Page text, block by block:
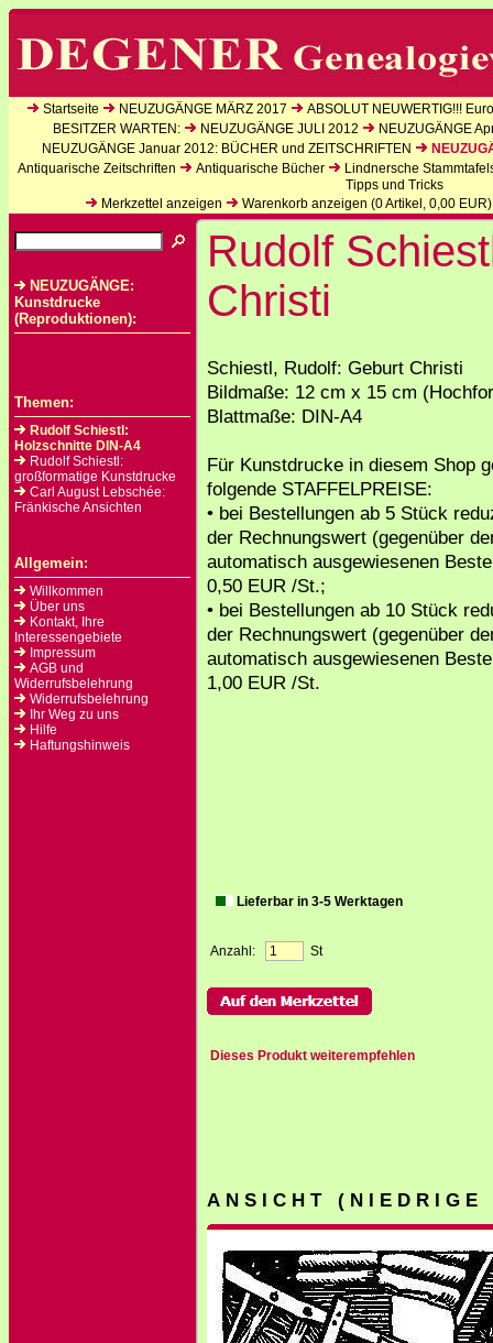
Startseite NEUZUGÄNGE MÄRZ 2017
ABSOLUT NEUWERTIG!!!
BESITZER WARTEN:
NEUZUGÄNGE JULI 2012
NEUZUGÄNGE
NEUZUGÄNGE Januar 2012: BÜCHER und ZEITSCHRIFTEN
Antiquarische Zeitschriften
Antiquarische Bücher
Lindnersche
Tipps und Tricks
Merkzettel anzeigen
Warenkorb anzeigen (0Artikel, 0,00 EUR)
NEUZUGÄNGE:
Kunstdrucke
(Reproduktionen):
Themen:
Rudolf Schiestl:
Holzschnitte DIN-A4
Rudolf Schiestl:
großformatige Kunstdrucke
Carl August Lebschée:
Fränkische Ansichten
Allgemein:
Willkommen
Über uns
Kontakt, Ihre
Interessengebiete
Impressum
AGB und
Widerrufsbelehrung
Widerrufsbelehrung
Ihr Weg zu uns
Hilfe
Haftungshinweis
Rudolf
Christi
Schiestl, Rudolf: Geburt Christi
Bildmaße: 12 cm x 15 cm
Blattmaße: DIN-A4
Für Kunstdrucke in diesem Shop
folgende STAFFELPREISE:
• bei Bestellungen ab 5 Stück
der Rechnungswert (gegenüber
automatisch ausgewiesenen
0,50 EUR /St.;
• bei Bestellungen ab 10 Stück
der Rechnungswert (gegenüber
automatisch ausgewiesenen
1,00 EUR /St.
Lieferbar in 3-5 Werktagen
Anzahl: St
Dieses Produkt weiterempfehlen
A N S I C H T ( N I E D R I G E